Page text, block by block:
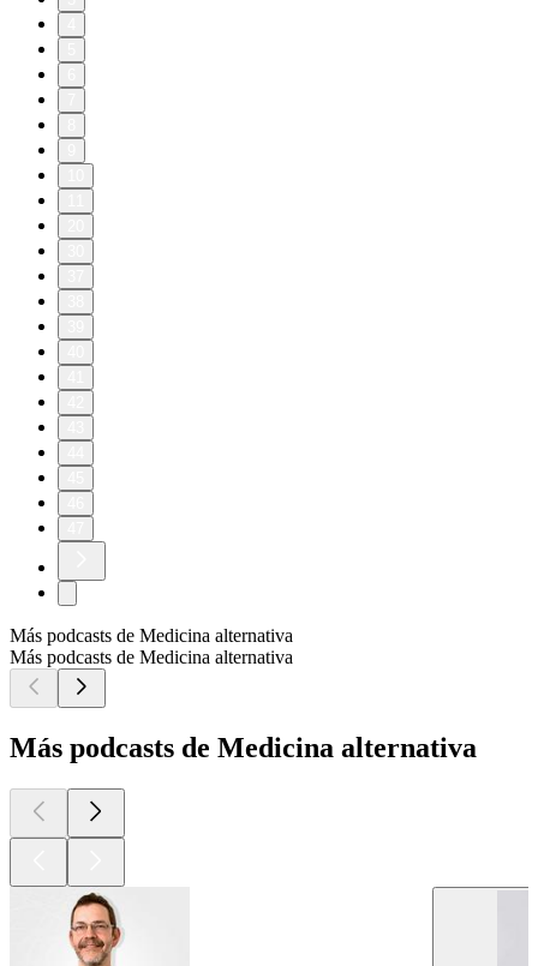
Más podcasts de Medicina alternativa
Más podcasts de Medicina alternativa
Más podcasts de Medicina alternativa